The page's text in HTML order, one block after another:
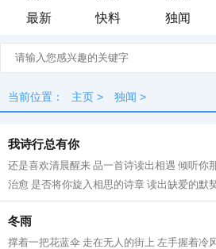
最新
快料 独闻
当前位置： 主页 > 独闻 >
我诗行总有你
还是喜欢清晨醒来 品一首诗读出相遇 倾听你
治愈 是否将你旋入相思的诗章 读出缺爱的默
命中那人，会不会把我弄丢？ 这...
冬雨
撑着一把花蓝伞 走在无人的街上 左手握着冷